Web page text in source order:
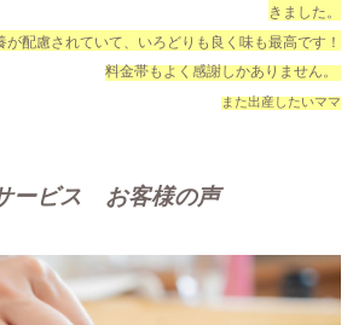
きました。
が配慮されていて、いろどりも良く味も最高です！
料金帯もよく感謝しかありません。
また出産したいママ
ービス お客様の声